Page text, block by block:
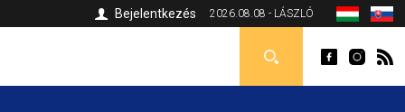
2026.08.08 - LÁSZLÓ
Bejelentkezés